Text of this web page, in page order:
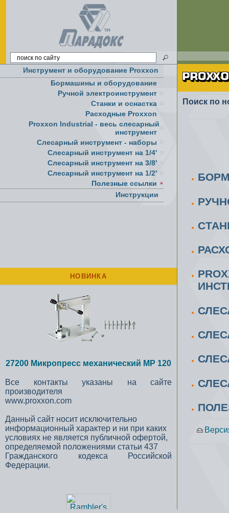
Инструмент и оборудование Proxxon
Бормашины и оборудование
Ручной электроинструмент
Cтанки и оснастка
Расходные Proxxon
Proxxon Industrial - весь слесарный
инструмент
Слесарный инструмент - наборы
Слесарный инструмент на 1/4'
Слесарный инструмент на 3/8'
Слесарный инструмент на 1/2'
Полезные ссылки
Инструкции
НОВИНКА
27200 Микропресс механический MP 120
Все контакты указаны на сайте
производителя
www.proxxon.com
Данный сайт носит исключительно
информационный характер и ни при каких
условиях не является публичной офертой,
определяемой положениями статьи 437
Гражданского кодекса Российской
Федерации.
Поиск по